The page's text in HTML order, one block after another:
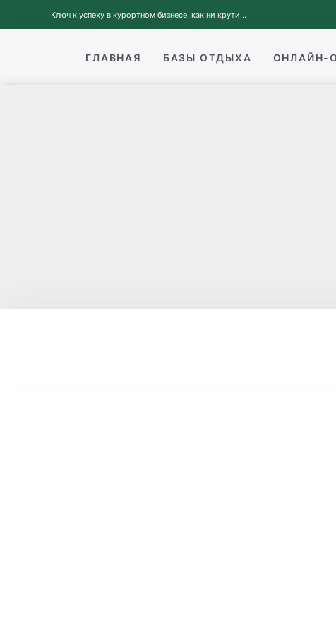
Ключ к успеху в курортном бизнесе, как ни крути...
ГЛАВНАЯ БАЗЫ ОТДЫХА ОНЛАЙН-